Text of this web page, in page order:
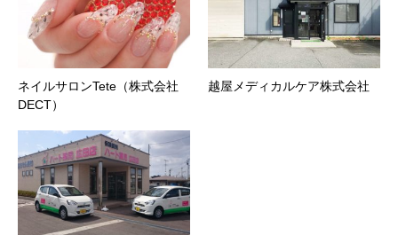
ネイルサロンTete（株式会社
DECT）
越屋メディカルケア株式会社